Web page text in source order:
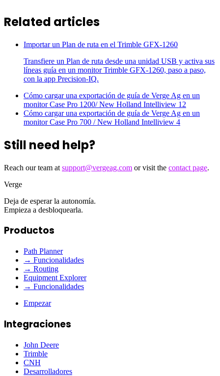
Related articles
Importar un Plan de ruta en el Trimble GFX-1260
Transfiere un Plan de ruta desde una unidad USB y activa sus
líneas guía en un monitor Trimble GFX-1260, paso a paso,
con la app Precision-IQ.
Cómo cargar una exportación de guía de Verge Ag en un
monitor Case Pro 1200/ New Holland Intelliview 12
Cómo cargar una exportación de guía de Verge Ag en un
monitor Case Pro 700 / New Holland Intelliview 4
Still need help?
Reach our team at support@vergeag.com or visit the contact page.
Verge
Deja de esperar la autonomía.
Empieza a desbloquearla.
Productos
Path Planner
→ Funcionalidades
→ Routing
Equipment Explorer
→ Funcionalidades
Empezar
Integraciones
John Deere
Trimble
CNH
Desarrolladores